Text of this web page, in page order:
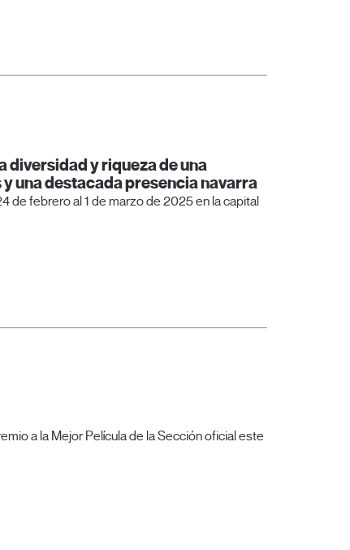
diversidad y riqueza de una
una destacada presencia navarra
de febrero al 1 de marzo de 2025 en la capital
a la Mejor Película de la Sección oficial este